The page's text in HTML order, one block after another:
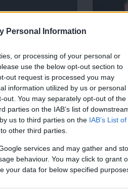
Personal Information
or processing of your personal or
use the below opt-out section to
out request is processed you may
information utilized by us or personal
You may separately opt-out of the
parties on the IAB’s list of
us to third parties on the IAB’s List of
other third parties.
services and may gather and
behaviour. You may click to grant
your data for below specified